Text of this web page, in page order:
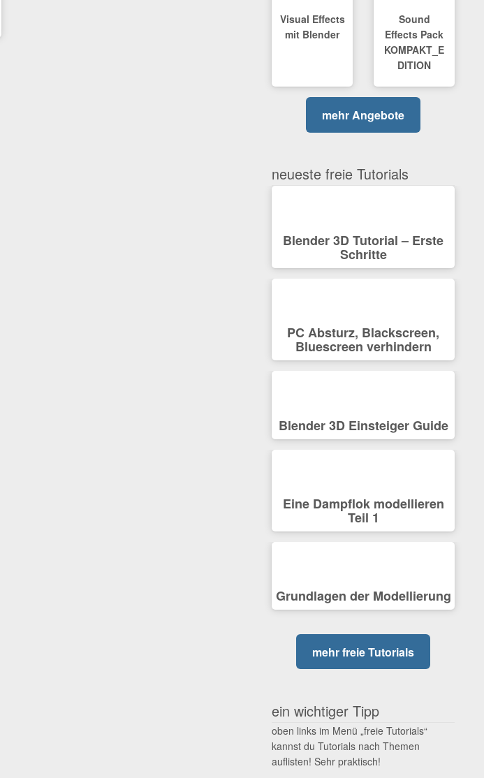
Visual Effects
mit Blender
Sound
Effects Pack
KOMPAKT_E
DITION
mehr Angebote
neueste freie Tutorials
Blender 3D Tutorial – Erste
Schritte
PC Absturz, Blackscreen,
Bluescreen verhindern
Blender 3D Einsteiger Guide
Eine Dampflok modellieren
Teil 1
Grundlagen der Modellierung
mehr freie Tutorials
ein wichtiger Tipp
oben links im Menü „freie Tutorials“
kannst du Tutorials nach Themen
auflisten! Sehr praktisch!